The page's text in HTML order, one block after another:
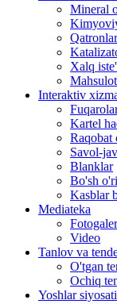
Mineral
Qatronlar
Xalq
Interaktiv
Kartel
Raqobat
Savol-
Blanklar
Bo'sh
Kasblar
Mediateka
Video
Tanlov va
O'tgan
Ochiq
Yoshlar siyosati